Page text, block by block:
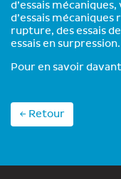
d’essais
d’essais mécaniques
rupture, des essais
essais en surpression.
Pour en savoir
← Retour